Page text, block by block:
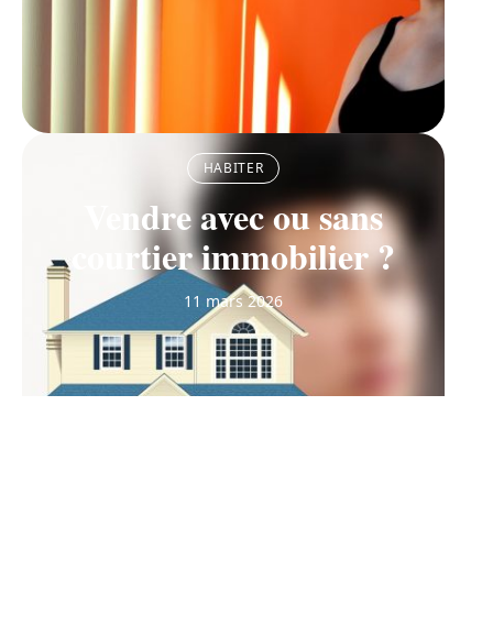
HABITER
Vendre avec ou sans
courtier immobilier ?
11 mars 2026